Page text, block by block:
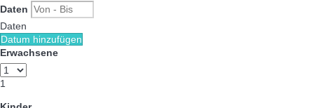
Daten
Daten
Datum hinzufügen
Erwachsene
1